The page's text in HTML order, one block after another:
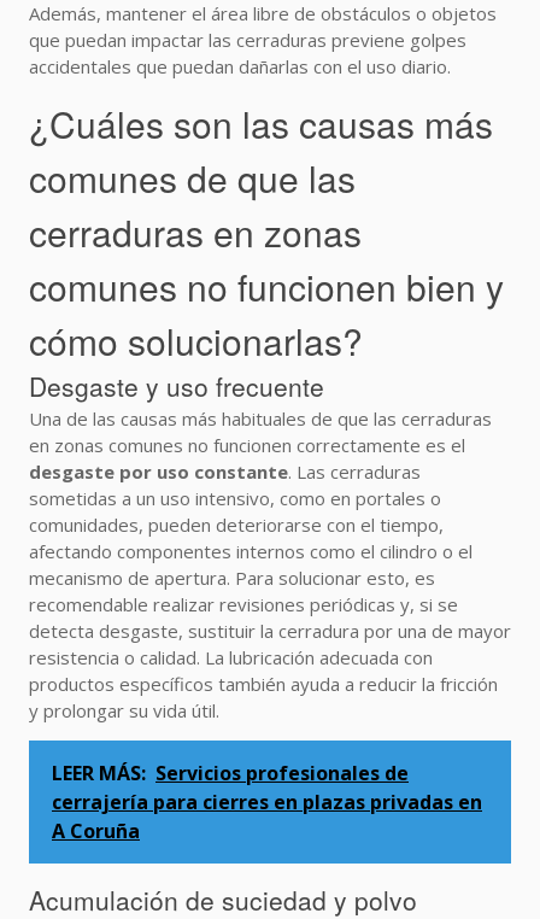
Además, mantener el área libre de obstáculos o objetos
que puedan impactar las cerraduras previene golpes
accidentales que puedan dañarlas con el uso diario.
¿Cuáles son las causas más
comunes de que las
cerraduras en zonas
comunes no funcionen bien y
cómo solucionarlas?
Desgaste y uso frecuente
Una de las causas más habituales de que las cerraduras
en zonas comunes no funcionen correctamente es el
desgaste por uso constante. Las cerraduras
sometidas a un uso intensivo, como en portales o
comunidades, pueden deteriorarse con el tiempo,
afectando componentes internos como el cilindro o el
mecanismo de apertura. Para solucionar esto, es
recomendable realizar revisiones periódicas y, si se
detecta desgaste, sustituir la cerradura por una de mayor
resistencia o calidad. La lubricación adecuada con
productos específicos también ayuda a reducir la fricción
y prolongar su vida útil.
LEER MÁS: Servicios profesionales de
cerrajería para cierres en plazas privadas en
A Coruña
Acumulación de suciedad y polvo